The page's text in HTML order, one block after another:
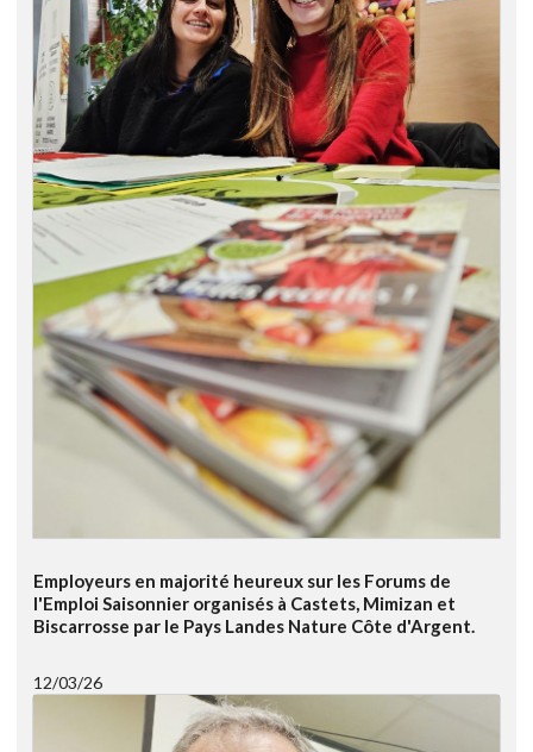
Employeurs en majorité heureux sur les Forums de
l'Emploi Saisonnier organisés à Castets, Mimizan et
Biscarrosse par le Pays Landes Nature Côte d'Argent.
12/03/26